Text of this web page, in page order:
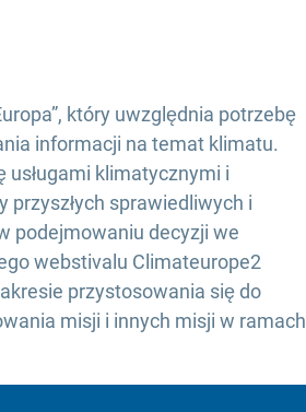
który uwzględnia potrzebę
informacji na temat klimatu.
usługami klimatycznymi i
sprawiedliwych i
podejmowaniu decyzji we
webstivalu Climateurope2
przystosowania się do
misji i innych misji w ramach